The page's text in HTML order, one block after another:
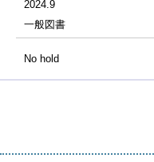
2024.9
一般図書
No hold